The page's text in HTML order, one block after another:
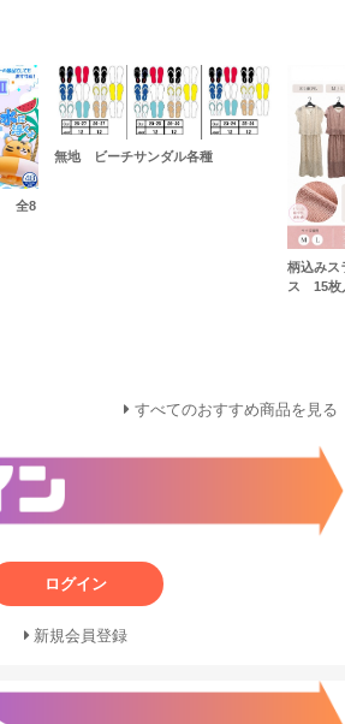
全8
無地 ビーチサンダル各種
柄込みス
ス 15枚
すべてのおすすめ商品を見る
ログイン
新規会員登録